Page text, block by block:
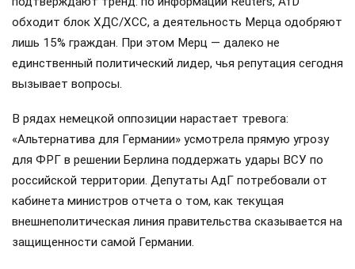
обходит блок ХДС/ХСС, а деятельность Мерца одобряют
лишь 15% граждан. При этом Мерц — далеко не
единственный политический лидер, чья репутация сегодня
вызывает вопросы.
В рядах немецкой оппозиции нарастает тревога:
«Альтернатива для Германии» усмотрела прямую угрозу
для ФРГ в решении Берлина поддержать удары ВСУ по
российской территории. Депутаты АдГ потребовали от
кабинета министров отчета о том, как текущая
внешнеполитическая линия правительства сказывается на
защищенности самой Германии.